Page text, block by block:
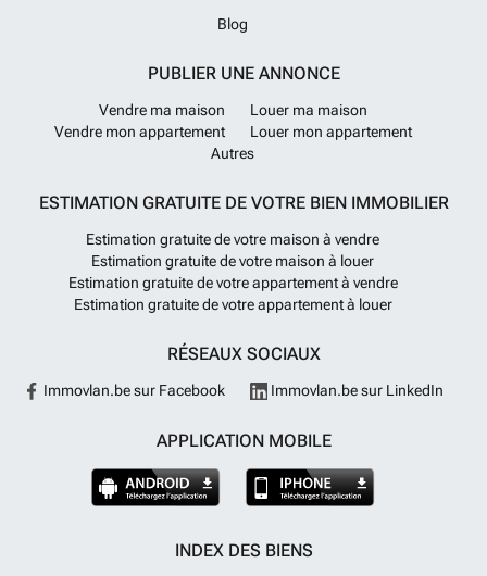
Blog
PUBLIER UNE ANNONCE
Vendre ma maison
Louer ma maison
Vendre mon appartement
Louer mon appartement
Autres
ESTIMATION GRATUITE DE VOTRE BIEN IMMOBILIER
Estimation gratuite de votre maison à vendre
Estimation gratuite de votre maison à louer
Estimation gratuite de votre appartement à vendre
Estimation gratuite de votre appartement à louer
RÉSEAUX SOCIAUX
Immovlan.be sur Facebook Immovlan.be sur LinkedIn
APPLICATION MOBILE
INDEX DES BIENS